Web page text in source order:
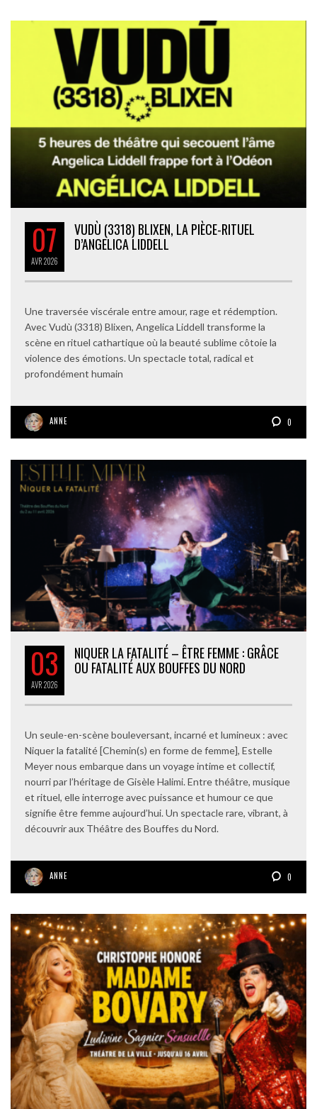
07
AVR2026
VUDÙ (3318) BLIXEN, LA PIÈCE-RITUEL
D’ANGELICA LIDDELL
Une traversée viscérale entre amour, rage et rédemption.
Avec Vudù (3318) Blixen, Angelica Liddell transforme la
scène en rituel cathartique où la beauté sublime côtoie la
violence des émotions. Un spectacle total, radical et
profondément humain
ANNE 0
03
AVR2026
NIQUER LA FATALITÉ – ÊTRE FEMME : GRÂCE
OU FATALITÉ AUX BOUFFES DU NORD
Un seule-en-scène bouleversant, incarné et lumineux : avec
Niquer la fatalité [Chemin(s) en forme de femme], Estelle
Meyer nous embarque dans un voyage intime et collectif,
nourri par l’héritage de Gisèle Halimi. Entre théâtre, musique
et rituel, elle interroge avec puissance et humour ce que
signifie être femme aujourd’hui. Un spectacle rare, vibrant, à
découvrir aux Théâtre des Bouffes du Nord.
ANNE 0